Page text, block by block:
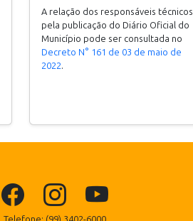
A relação dos responsáveis técnicos
pela publicação do Diário Oficial do
Município pode ser consultada no
Decreto N° 161 de 03 de maio de
2022.